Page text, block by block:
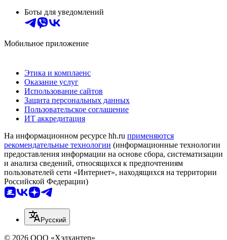
Боты для уведомлений
Мобильное приложение
Этика и комплаенс
Оказание услуг
Использование сайтов
Защита персональных данных
Пользовательское соглашение
ИТ аккредитация
На информационном ресурсе hh.ru применяются
рекомендательные технологии (информационные технологии
предоставления информации на основе сбора, систематизации
и анализа сведений, относящихся к предпочтениям
пользователей сети «Интернет», находящихся на территории
Российской Федерации)
Русский
© 2026 ООО «Хэдхантер»